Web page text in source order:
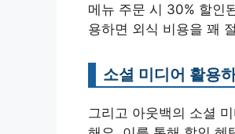
메뉴 주문 시 30% 할인
용하면 외식 비용을 꽤
소셜 미디어 활용
그리고 아웃백의 소셜